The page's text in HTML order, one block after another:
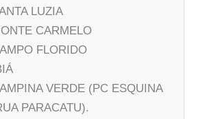
LUZIA
CARMELO
FLORIDO
VERDE (PC ESQUINA
PARACATU).